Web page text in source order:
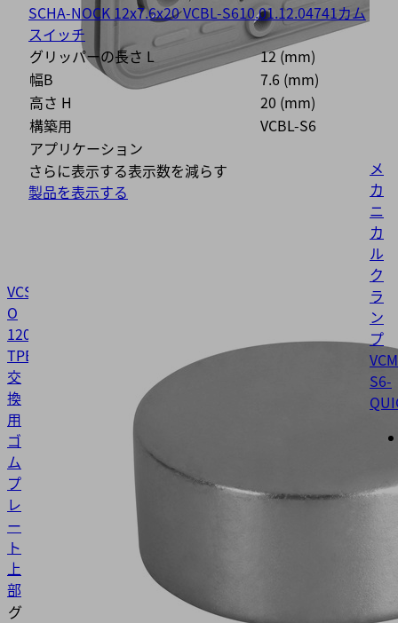
VCSP-
O
120x50x15.5
TPE
交
換
用
ゴ
ム
プ
レ
ー
ト
上
部
グ
SCHA-NOCK 12x7.6x20 VCBL-S610.01.12.04741カム
スイッチ
グリッパーの長さ L
12 (mm)
幅B
7.6 (mm)
高さ H
20 (mm)
構築用
VCBL-S6
アプリケーション
さらに表示する表示数を減らす
製品を表示する
メ
カ
ニ
カ
ル
ク
ラ
ン
プ
S6-